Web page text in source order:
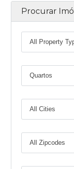
Procurar